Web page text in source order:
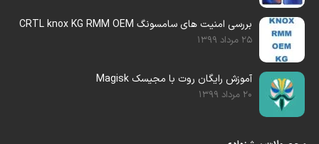
بررسی امنیت های سامسونگ CRTL knox KG RMM OEM
25 مرداد 1399
آموزش رایگان روت با مجیسک Magisk
20 مرداد 1399